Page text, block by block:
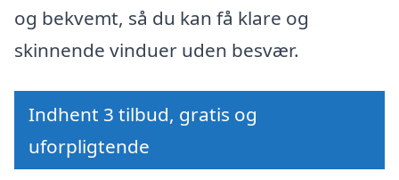
og bekvemt, så du kan få klare og
skinnende vinduer uden besvær.
Indhent 3 tilbud, gratis og
uforpligtende